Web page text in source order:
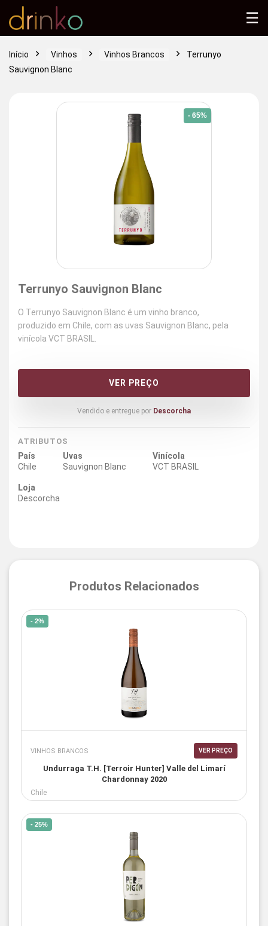
Início Vinhos Vinhos Brancos
Terrunyo
Sauvignon Blanc
- 65%
Terrunyo Sauvignon Blanc
O Terrunyo Sauvignon Blanc é um vinho branco,
produzido em Chile, com as uvas Sauvignon Blanc, pela
vinícola VCT BRASIL.
VER PREÇO
Vendido e entregue por Descorcha
ATRIBUTOS
País
Chile
Uvas
Sauvignon Blanc
Vinícola
VCT BRASIL
Loja
Descorcha
Produtos Relacionados
- 2%
VINHOS BRANCOS VER PREÇO
Undurraga T.H. [Terroir Hunter] Valle del Limarí
Chardonnay 2020
Chile
- 25%
☰